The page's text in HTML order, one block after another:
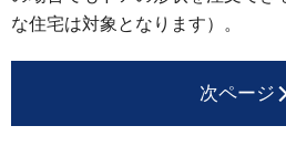
な住宅は対象となります）。
次ページ